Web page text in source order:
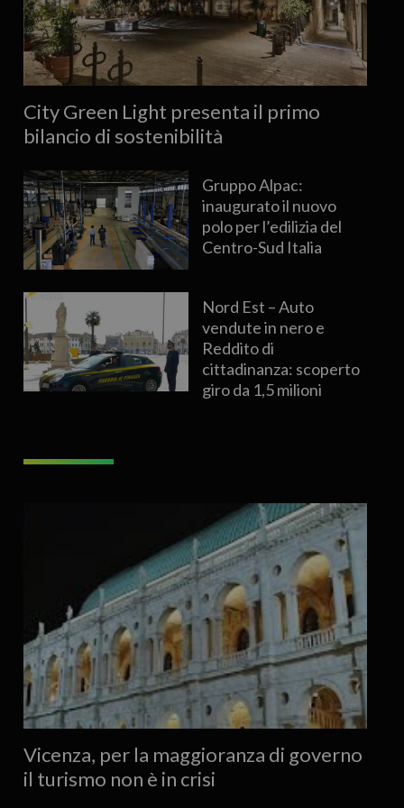
City Green Light presenta il primo
bilancio di sostenibilità
Gruppo Alpac:
inaugurato il nuovo
polo per l’edilizia del
Centro-Sud Italia
Nord Est – Auto
vendute in nero e
Reddito di
cittadinanza: scoperto
giro da 1,5 milioni
Vicenza, per la maggioranza di governo
il turismo non è in crisi